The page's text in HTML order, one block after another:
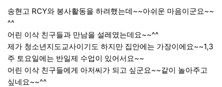
본문
송현고 RCY와 봉사활동을 하려했는데~~아쉬운 마음이군요~~
^^
어린 이삭 친구들과 만남을 설레였는데요~~^^
제가 청소년지도교사이기도 하지만 집안에는 가장이에요~~1,3
주 토요일에는 반일제 수업이 있어서요~~
어린 이삭 친구들에게 아저씨가 되고 싶군요~~같이 놀아주고
싶네요~~^^